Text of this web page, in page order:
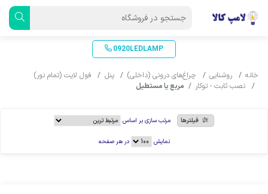
0920LEDLAMP
خانه روشنایی چراغ‌های درونی (داخلی) پنل
فول لایت (تمام نور)
نصب ثابت - توکار
مربع یا مستطیل
فیلترها مرتب سازی بر اساس
نمایش در هر صفحه